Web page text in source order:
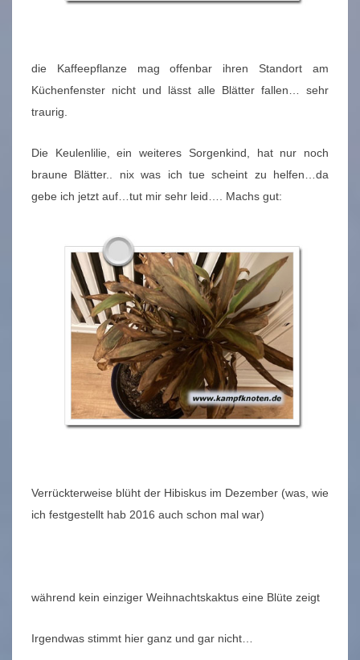
die Kaffeepflanze mag offenbar ihren Standort am
Küchenfenster nicht und lässt alle Blätter fallen… sehr
traurig.
Die Keulenlilie, ein weiteres Sorgenkind, hat nur noch
braune Blätter.. nix was ich tue scheint zu helfen…da
gebe ich jetzt auf…tut mir sehr leid…. Machs gut:
Verrückterweise blüht der Hibiskus im Dezember (was, wie
ich festgestellt hab 2016 auch schon mal war)
während kein einziger Weihnachtskaktus eine Blüte zeigt
Irgendwas stimmt hier ganz und gar nicht…